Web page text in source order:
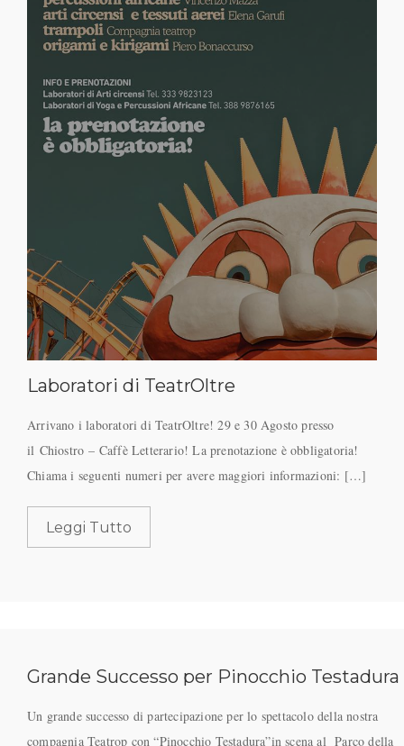
Laboratori di TeatrOltre
Arrivano i laboratori di TeatrOltre! 29 e 30 Agosto presso
il Chiostro – Caffè Letterario! La prenotazione è obbligatoria!
Chiama i seguenti numeri per avere maggiori informazioni: […]
Leggi Tutto
Grande Successo per Pinocchio Testadura
Un grande successo di partecipazione per lo spettacolo della nostra
compagnia Teatrop con “Pinocchio Testadura”in scena al Parco della